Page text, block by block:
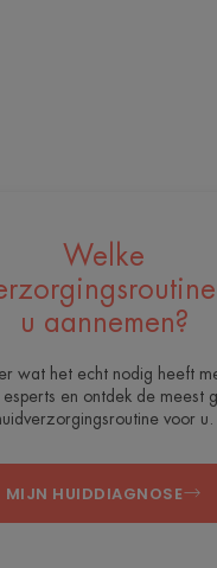
Welke
u aannemen?
wat het echt nodig heeft
en ontdek de meest
voor u.
MIJN HUIDDIAGNOSE